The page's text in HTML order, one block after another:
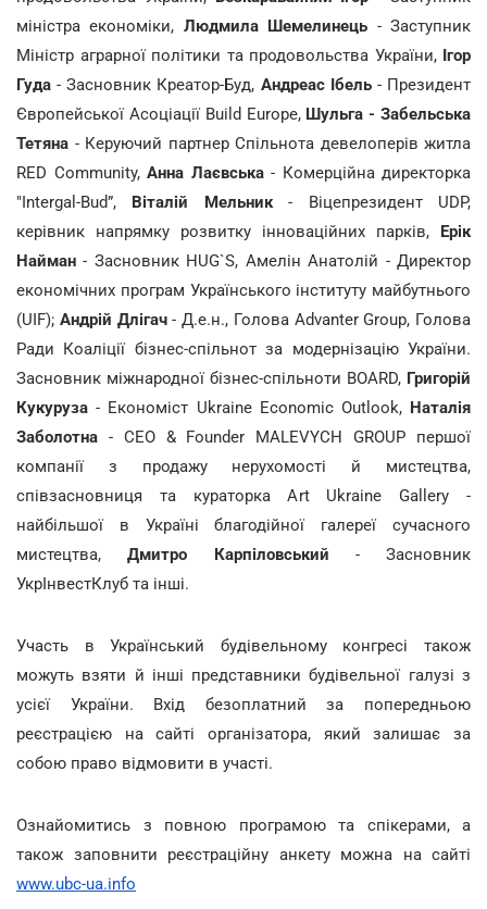
міністра економіки, Людмила Шемелинець - Заступник
Міністр аграрної політики та продовольства України, Ігор
Гуда - Засновник Креатор-Буд, Андреас Ібель- Президент
Європейської Асоціації Build Europe, Шульга - Забельська
Тетяна - Керуючий партнер Спільнота девелоперів житла
RED Community, Анна Лаєвська- Комерційна директорка
"Intergal-Bud”, Віталій Мельник- Віцепрезидент UDP,
керівник напрямку розвитку інноваційних парків, Ерік
Найман - Засновник HUG`S, Амелін Анатолій - Директор
економічних програм Українського інституту майбутнього
(UIF); Андрій Длігач- Д.е.н., Голова Advanter Group, Голова
Ради Коаліції бізнес-спільнот за модернізацію України.
Засновник міжнародної бізнес-спільноти BOARD, Григорій
Кукуруза - Економіст Ukraine Economic Outlook, Наталія
Заболотна - CEO & Founder MALEVYCH GROUP першої
компанії з продажу нерухомості й мистецтва,
співзасновниця та кураторка Art Ukraine Gallery -
найбільшої в Україні благодійної галереї сучасного
мистецтва,Дмитро Карпіловський - Засновник
УкрІнвестКлуб та інші.
Участь в Український будівельному конгресі також
можуть взяти й інші представники будівельної галузі з
усієї України. Вхід безоплатний за попередньою
реєстрацією на сайті організатора, який залишає за
собою право відмовити в участі.
Ознайомитись з повною програмою та спікерами, а
також заповнити реєстраційну анкету можна на сайті
www.ubc-ua.info